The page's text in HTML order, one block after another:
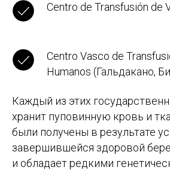
Centro de Transfusión de
Centro Vasco de
Humanos (Гальдакано,
Каждый из этих
хранит пуповинную кровь и
были получены в результате
завершившейся здоровой
и обладает редкими